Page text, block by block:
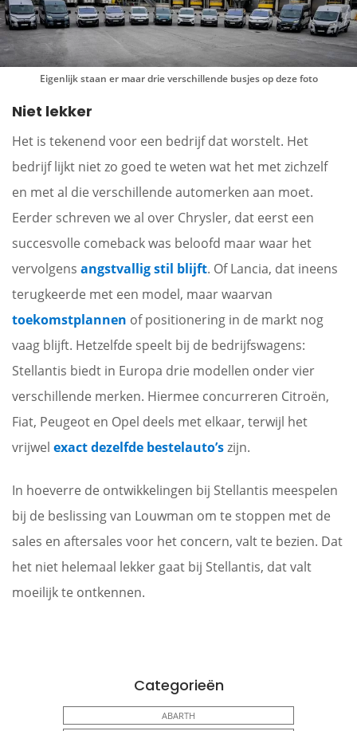
Eigenlijk staan er maar drie verschillende busjes op deze foto
Niet lekker
Het is tekenend voor een bedrijf dat worstelt. Het
bedrijf lijkt niet zo goed te weten wat het met zichzelf
en met al die verschillende automerken aan moet.
Eerder schreven we al over Chrysler, dat eerst een
succesvolle comeback was beloofd maar waar het
vervolgens angstvallig stil blijft. Of Lancia, dat ineens
terugkeerde met een model, maar waarvan
toekomstplannen of positionering in de markt nog
vaag blijft. Hetzelfde speelt bij de bedrijfswagens:
Stellantis biedt in Europa drie modellen onder vier
verschillende merken. Hiermee concurreren Citroën,
Fiat, Peugeot en Opel deels met elkaar, terwijl het
vrijwel exact dezelfde bestelauto’szijn.
In hoeverre de ontwikkelingen bij Stellantis meespelen
bij de beslissing van Louwman om te stoppen met de
sales en aftersales voor het concern, valt te bezien. Dat
het niet helemaal lekker gaat bij Stellantis, dat valt
moeilijk te ontkennen.
Categorieën
ABARTH